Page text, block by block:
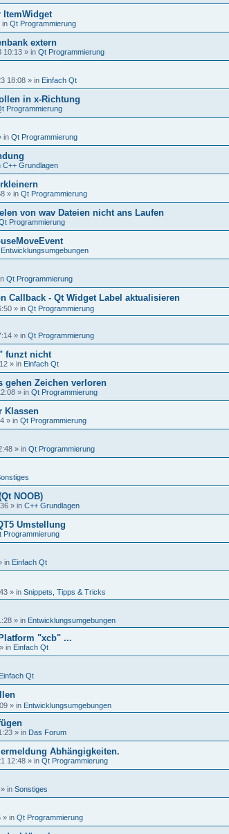
ItemWidget
in Qt Programmierung
extern
10:13 » in Qt Programmierung
18:08 » in Einfach Qt
in x-Richtung
Programmierung
in Qt Programmierung
C++ Grundlagen
» in Qt Programmierung
von wav Dateien nicht ans Laufen
Programmierung
Entwicklungsumgebungen
Qt Programmierung
Callback - Qt Widget Label aktualisieren
» in Qt Programmierung
» in Qt Programmierung
funzt nicht
» in Einfach Qt
gehen Zeichen verloren
» in Qt Programmierung
Klassen
» in Qt Programmierung
» in Qt Programmierung
NOOB)
» in C++ Grundlagen
Umstellung
Programmierung
in Einfach Qt
» in Snippets, Tipps & Tricks
» in Entwicklungsumgebungen
"xcb" ...
» in Einfach Qt
Einfach Qt
» in Entwicklungsumgebungen
» in Das Forum
Abhängigkeiten.
12:48 » in Qt Programmierung
» in Sonstiges
» in Qt Programmierung